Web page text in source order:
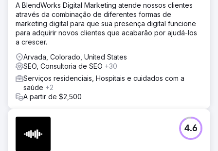
A BlendWorks Digital Marketing atende nossos clientes
através da combinação de diferentes formas de
marketing digital para que sua presença digital funcione
para adquirir novos clientes que acabarão por ajudá-los
a crescer.
Arvada, Colorado, United States
SEO, Consultoria de SEO +30
Serviços residenciais, Hospitais e cuidados com a
saúde +2
A partir de $2,500
4.6